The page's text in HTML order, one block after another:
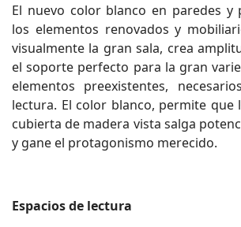
El nuevo color blanco en paredes y
los elementos renovados y
visualmente la gran sala, crea
el soporte perfecto para la gran
elementos preexistentes,
lectura. El color blanco, permite que
cubierta de madera vista salga
y gane el protagonismo merecido.
Espacios de lectura